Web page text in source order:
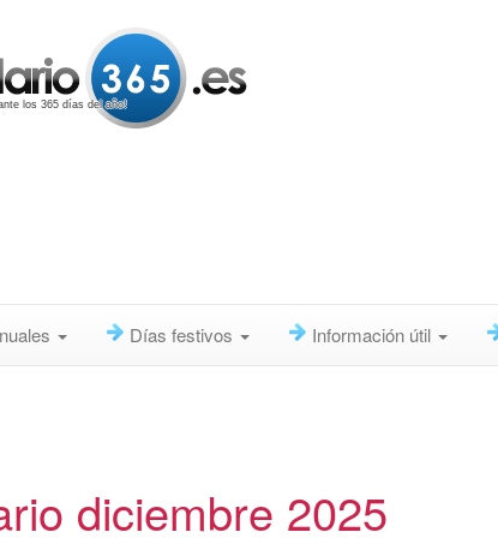
los 365 días del año!
Días festivos Información útil
diciembre 2025